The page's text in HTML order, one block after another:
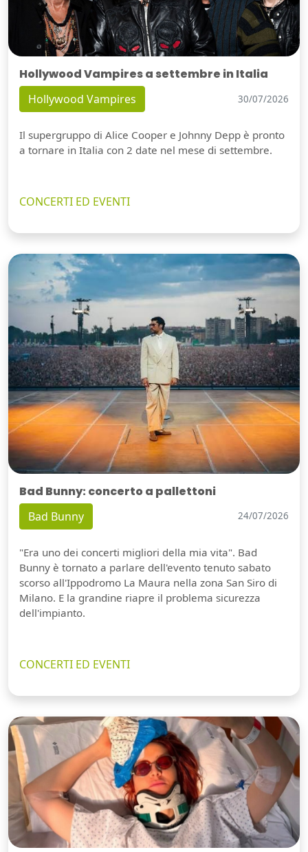
Hollywood Vampires a settembre in Italia
Hollywood Vampires 30/07/2026
Il supergruppo di Alice Cooper e Johnny Depp è pronto
a tornare in Italia con 2 date nel mese di settembre.
CONCERTI ED EVENTI
Bad Bunny: concerto a pallettoni
Bad Bunny 24/07/2026
"Era uno dei concerti migliori della mia vita". Bad
Bunny è tornato a parlare dell'evento tenuto sabato
scorso all'Ippodromo La Maura nella zona San Siro di
Milano. E la grandine riapre il problema sicurezza
dell'impianto.
CONCERTI ED EVENTI